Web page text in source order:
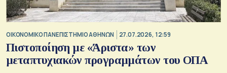
ΟΙΚΟΝΟΜΙΚΟ ΠΑΝΕΠΙΣΤΗΜΙΟ ΑΘΗΝΩΝ 27.07.2026, 12:59
Πιστοποίηση με «Άριστα» των
μεταπτυχιακών προγραμμάτων του ΟΠΑ